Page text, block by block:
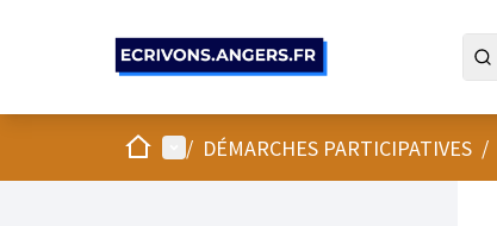
AccueilMenu principal
/ DÉMARCHES PARTICIPATIVES /